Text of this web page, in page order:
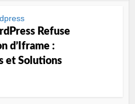
Refuse
d’Iframe :
et Solutions